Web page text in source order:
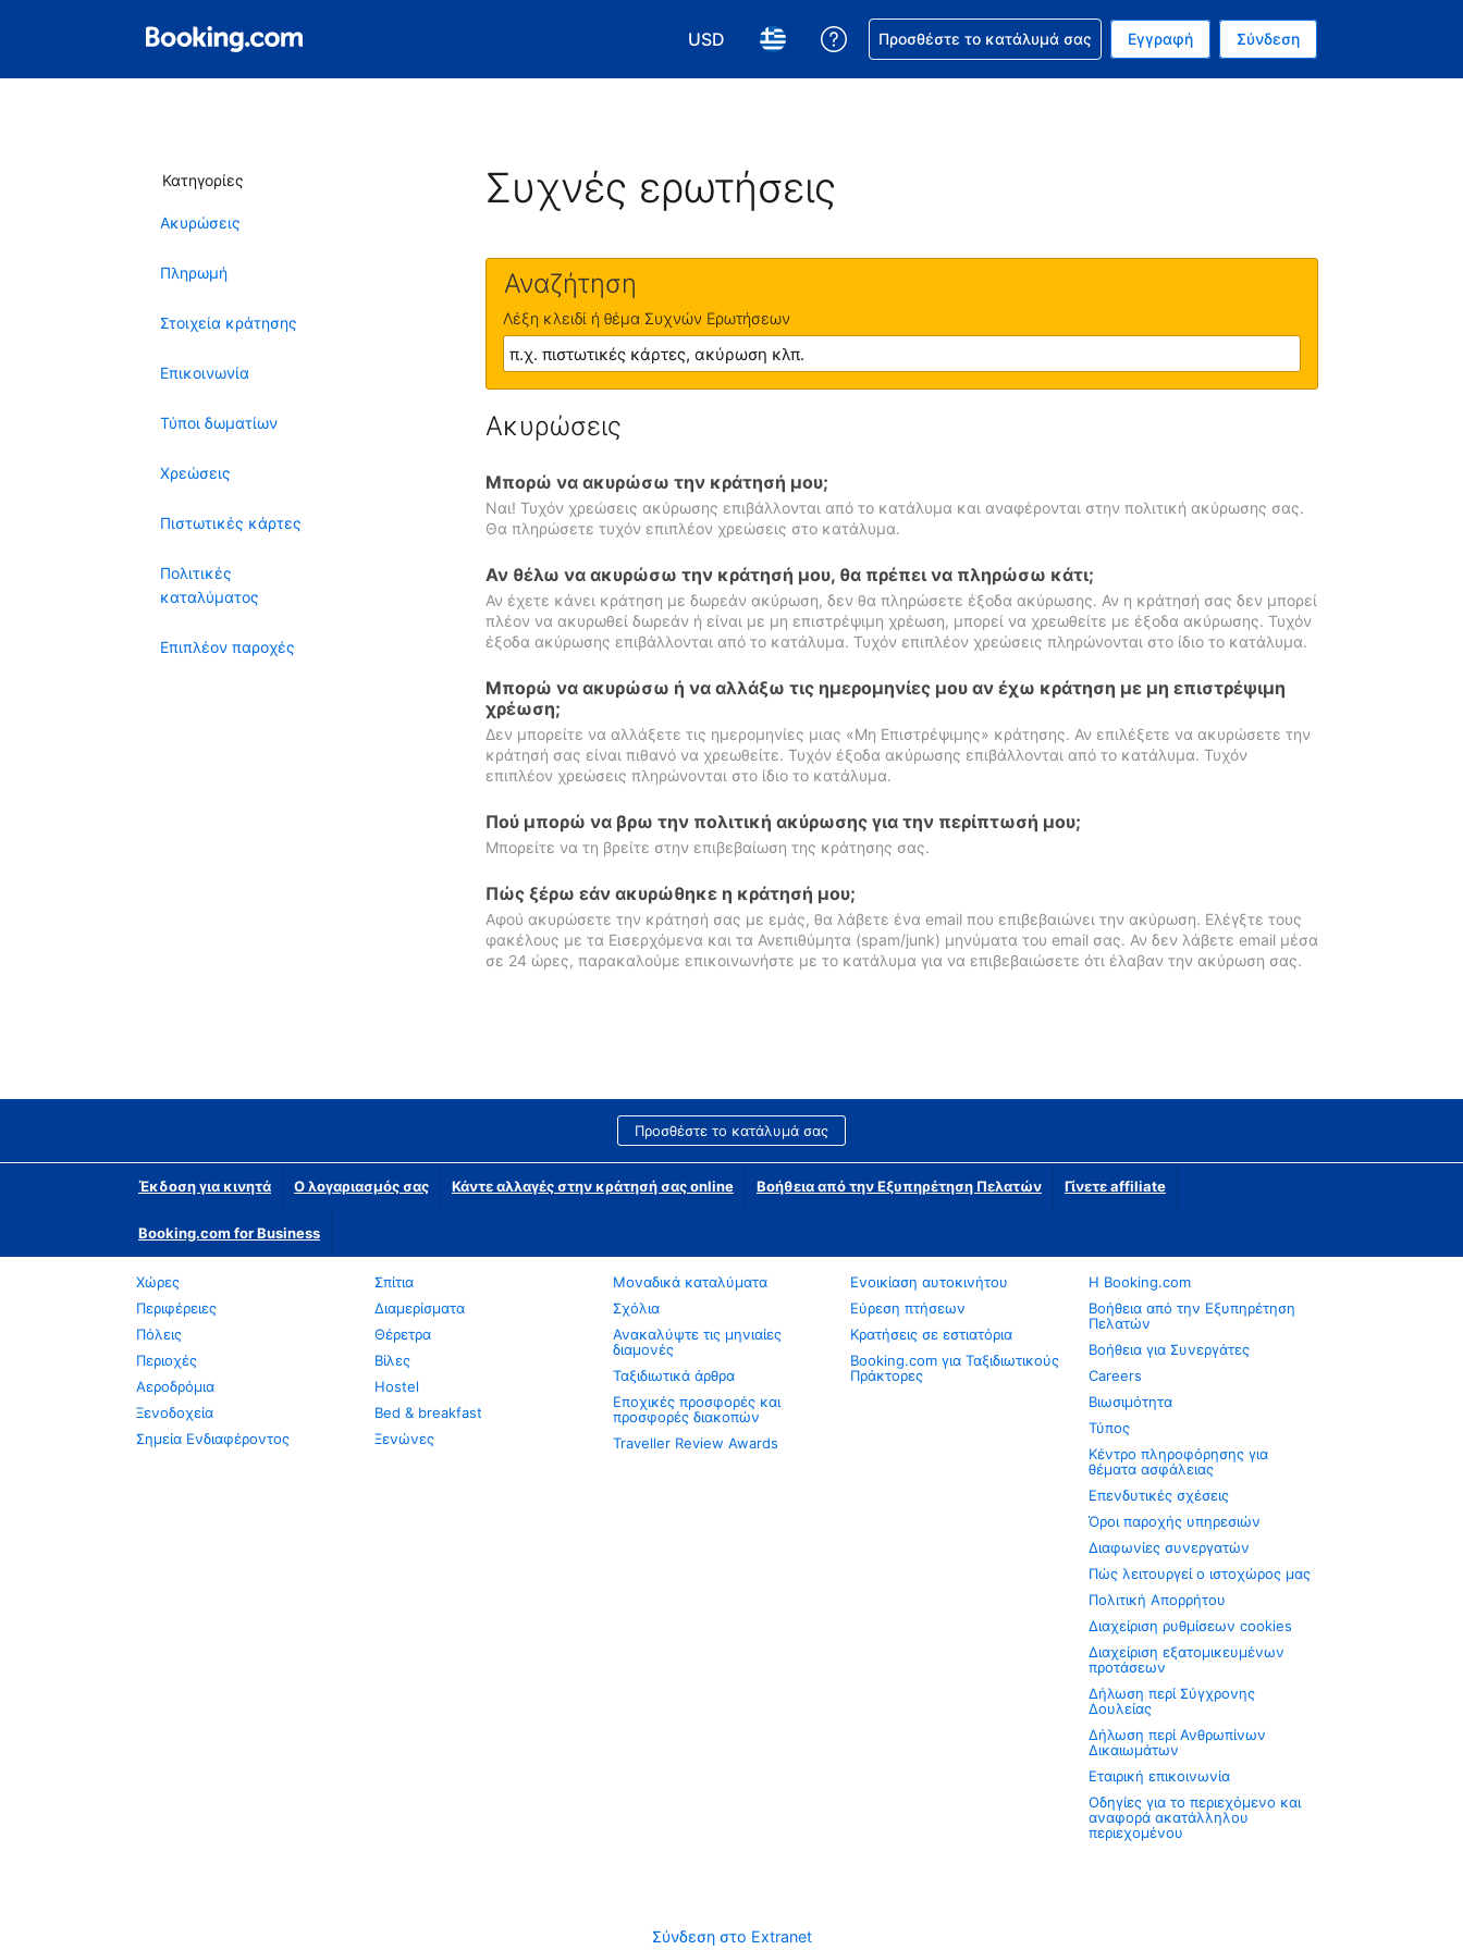
USD
Επιλέξτε το νόμισμά σας. Το τωρινό σας νόμισμα είναι Δολάριο Η.Π.Α.
Επιλέξτε τη γλώσσα σας. Η τωρινή σας γλώσσα είναι τα Ελληνικά
Βοήθεια για την κράτησή σας
Προσθέστε το κατάλυμά σας Εγγραφή Σύνδεση
Κατηγορίες
Ακυρώσεις
Πληρωμή
Στοιχεία κράτησης
Επικοινωνία
Τύποι δωματίων
Χρεώσεις
Πιστωτικές κάρτες
Πολιτικές
καταλύματος
Επιπλέον παροχές
Συχνές ερωτήσεις
Αναζήτηση
Λέξη κλειδί ή θέμα Συχνών Ερωτήσεων
Ακυρώσεις
Μπορώ να ακυρώσω την κράτησή μου;
Ναι! Τυχόν χρεώσεις ακύρωσης επιβάλλονται από το κατάλυμα και αναφέρονται στην πολιτική ακύρωσης σας.
Θα πληρώσετε τυχόν επιπλέον χρεώσεις στο κατάλυμα.
Αν θέλω να ακυρώσω την κράτησή μου, θα πρέπει να πληρώσω κάτι;
Αν έχετε κάνει κράτηση με δωρεάν ακύρωση, δεν θα πληρώσετε έξοδα ακύρωσης. Αν η κράτησή σας δεν μπορεί
πλέον να ακυρωθεί δωρεάν ή είναι με μη επιστρέψιμη χρέωση, μπορεί να χρεωθείτε με έξοδα ακύρωσης. Τυχόν
έξοδα ακύρωσης επιβάλλονται από το κατάλυμα. Τυχόν επιπλέον χρεώσεις πληρώνονται στο ίδιο το κατάλυμα.
Μπορώ να ακυρώσω ή να αλλάξω τις ημερομηνίες μου αν έχω κράτηση με μη επιστρέψιμη
χρέωση;
Δεν μπορείτε να αλλάξετε τις ημερομηνίες μιας «Μη Επιστρέψιμης» κράτησης. Αν επιλέξετε να ακυρώσετε την
κράτησή σας είναι πιθανό να χρεωθείτε. Τυχόν έξοδα ακύρωσης επιβάλλονται από το κατάλυμα. Τυχόν
επιπλέον χρεώσεις πληρώνονται στο ίδιο το κατάλυμα.
Πού μπορώ να βρω την πολιτική ακύρωσης για την περίπτωσή μου;
Μπορείτε να τη βρείτε στην επιβεβαίωση της κράτησης σας.
Πώς ξέρω εάν ακυρώθηκε η κράτησή μου;
Αφού ακυρώσετε την κράτησή σας με εμάς, θα λάβετε ένα email που επιβεβαιώνει την ακύρωση. Ελέγξτε τους
φακέλους με τα Εισερχόμενα και τα Ανεπιθύμητα (spam/junk) μηνύματα του email σας. Αν δεν λάβετε email μέσα
σε 24 ώρες, παρακαλούμε επικοινωνήστε με το κατάλυμα για να επιβεβαιώσετε ότι έλαβαν την ακύρωση σας.
Προσθέστε το κατάλυμά σας
Έκδοση για κινητά Ο λογαριασμός σας Κάντε αλλαγές στην κράτησή σας online Βοήθεια από την Εξυπηρέτηση Πελατών Γίνετε affiliate
Booking.com for Business
Χώρες
Περιφέρειες
Πόλεις
Περιοχές
Αεροδρόμια
Ξενοδοχεία
Σημεία Ενδιαφέροντος
Σπίτια
Διαμερίσματα
Θέρετρα
Βίλες
Hostel
Bed & breakfast
Ξενώνες
Μοναδικά καταλύματα
Σχόλια
Ανακαλύψτε τις μηνιαίες
διαμονές
Ταξιδιωτικά άρθρα
Εποχικές προσφορές και
προσφορές διακοπών
Traveller Review Awards
Ενοικίαση αυτοκινήτου
Εύρεση πτήσεων
Κρατήσεις σε εστιατόρια
Booking.com για Ταξιδιωτικούς
Πράκτορες
Η Booking.com
Βοήθεια από την Εξυπηρέτηση
Πελατών
Βοήθεια για Συνεργάτες
Careers
Βιωσιμότητα
Τύπος
Κέντρο πληροφόρησης για
θέματα ασφάλειας
Επενδυτικές σχέσεις
Όροι παροχής υπηρεσιών
Διαφωνίες συνεργατών
Πώς λειτουργεί ο ιστοχώρος μας
Πολιτική Απορρήτου
Διαχείριση ρυθμίσεων cookies
Διαχείριση εξατομικευμένων
προτάσεων
Δήλωση περί Σύγχρονης
Δουλείας
Δήλωση περί Ανθρωπίνων
Δικαιωμάτων
Εταιρική επικοινωνία
Οδηγίες για το περιεχόμενο και
αναφορά ακατάλληλου
περιεχομένου
Σύνδεση στο Extranet